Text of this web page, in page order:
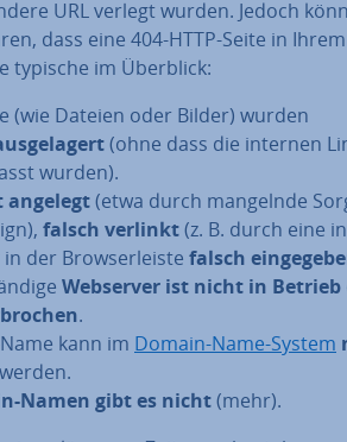
URL verlegt wurden. Jedoch
dass eine 404-HTTP-Seite in Ihrem
typische im Überblick:
(wie Dateien oder Bilder) wurden
(ohne dass die internen
wurden).
(etwa durch mangelnde
falsch verlinkt(z. B. durch eine
der Brow­ser­leis­te falsch
Webserver ist nicht in Betrieb
.
kann im Domain-Name-System
werden.
Namen gibt es nicht(mehr).